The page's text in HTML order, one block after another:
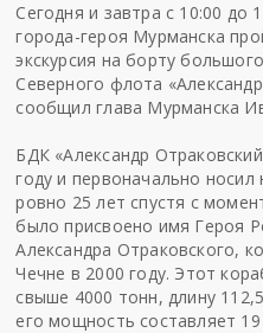
Сегодня и завтра с 10:00 до
города-героя Мурманска
экскурсия на борту
Северного флота
сообщил глава Мурманска
БДК «Александр
году и первоначально
ровно 25 лет спустя с
было присвоено имя Героя
Александра Отраковского,
Чечне в 2000 году. Этот
свыше 4000 тонн, длину
его мощность составляет